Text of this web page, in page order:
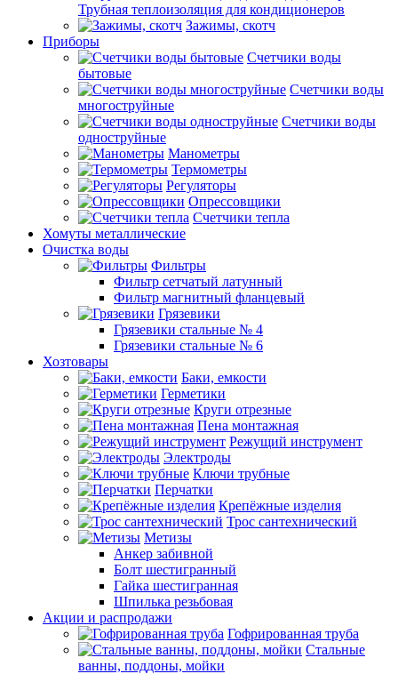
Трубная теплоизоляция для кондиционеров
Зажимы, скотч
Приборы
Счетчики воды
бытовые
Счетчики воды
многоструйные
Счетчики воды
одноструйные
Манометры
Термометры
Регуляторы
Опрессовщики
Счетчики тепла
Хомуты металлические
Очистка воды
Фильтры
Фильтр сетчатый латунный
Фильтр магнитный фланцевый
Грязевики
Грязевики стальные № 4
Грязевики стальные № 6
Хозтовары
Баки, емкости
Герметики
Круги отрезные
Пена монтажная
Режущий инструмент
Электроды
Ключи трубные
Перчатки
Крепёжные изделия
Трос сантехнический
Метизы
Анкер забивной
Болт шестигранный
Гайка шестигранная
Шпилька резьбовая
Акции и распродажи
Гофрированная труба
Стальные
ванны, поддоны, мойки